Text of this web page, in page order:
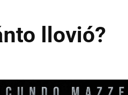
llovió?